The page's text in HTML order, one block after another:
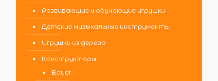
Развивающие и обучающие игрушки
Детские музыкальные инструменты
Игрушки из дерева
Конструкторы
Bauer